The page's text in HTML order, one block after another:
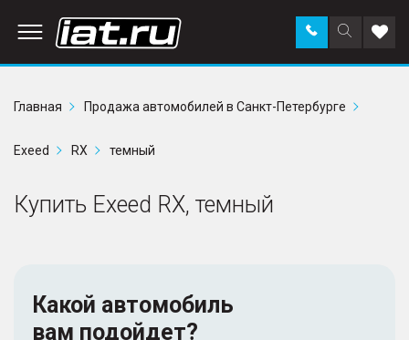
Поиск
по
Заказать
звонок в
Главная
Продажа автомобилей в Санкт-Петербурге
Exeed RX темный
Купить Exeed RX, темный
Какой автомобиль
вам подойдет?